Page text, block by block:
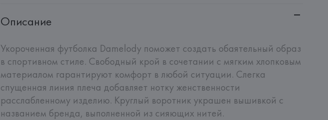
Описание
Укороченная футболка Damelody поможет создать обаятельный образ
в спортивном стиле. Свободный крой в сочетании с мягким хлопковым
материалом гарантируют комфорт в любой ситуации. Слегка
спущенная линия плеча добавляет нотку женственности
расслабленному изделию. Круглый воротник украшен вышивкой с
названием бренда, выполненной из сияющих нитей.